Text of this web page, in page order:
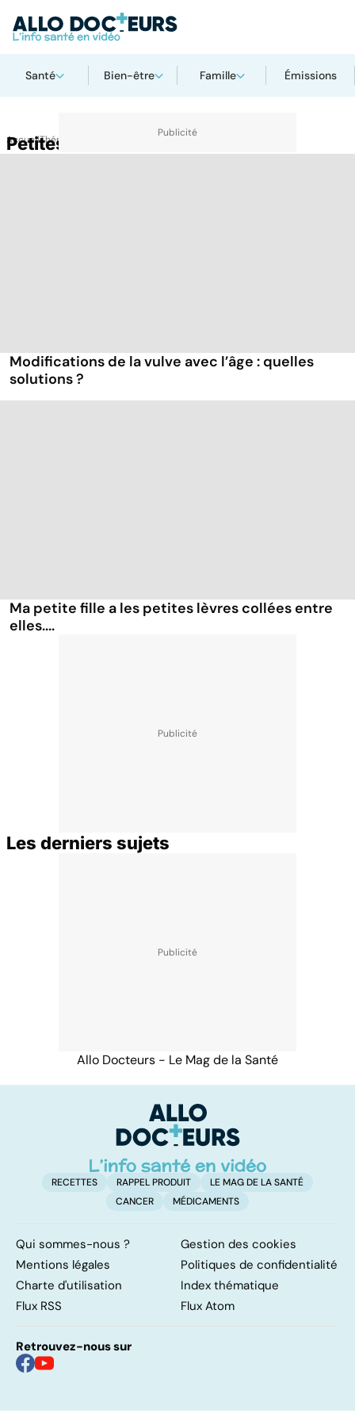
Santé Bien-être Famille Émissions
AccueilThématiques
Petites lèvres
Modifications de la vulve avec l’âge : quelles
solutions ?
Ma petite fille a les petites lèvres collées entre
elles....
Les derniers sujets
Allo Docteurs - Le Mag de la Santé
RECETTES RAPPEL PRODUIT
LE MAG DE LA SANTÉ
CANCER
MÉDICAMENTS
Qui sommes-nous ?
Gestion des cookies
Mentions légales
Politiques de confidentialité
Charte d'utilisation
Index thématique
Flux RSS
Flux Atom
Retrouvez-nous sur